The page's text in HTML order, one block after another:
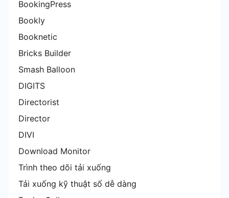
BookingPress
Bookly
Booknetic
Bricks Builder
Smash Balloon
DIGITS
Directorist
Director
DIVI
Download Monitor
Trình theo dõi tải xuống
Tải xuống kỹ thuật số dễ dàng